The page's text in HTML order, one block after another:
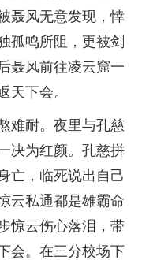
聂风无意发现，悻
孤鸣所阻，更被剑
聂风前往凌云窟一
天下会。
耐。夜里与孔慈
决为红颜。孔慈拼
亡，临死说出自己
云私通都是雄霸命
惊云伤心落泪，带
会。在三分校场下